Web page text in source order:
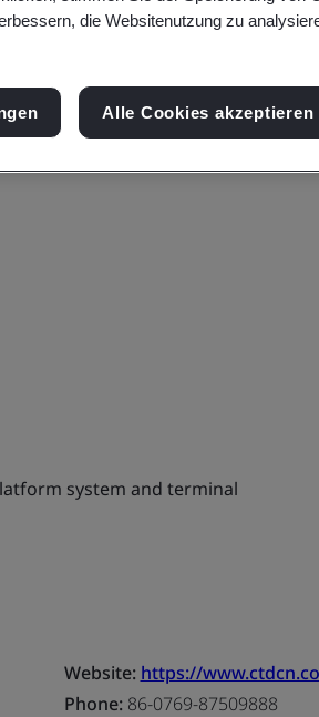
system and terminal
Website: https://
Phone:86-0769-87509888
die Websitenutzung zu
Alle Cookies akzeptieren